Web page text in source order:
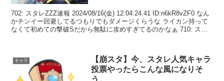
702: スタレZZZ速報 2024/08/16(金) 12:04:24.41 ID:n6kR8vZF0 なん
かチンイー回避してるつもりでもダメージくらうな ライカン持って
なくて初めての撃破Sだから無駄に攻めすぎてるのかなぁ 710: ス
キャラ
【崩スタ】今、スタレ人気キャラ
投票やったらこんな風になりそ
う。